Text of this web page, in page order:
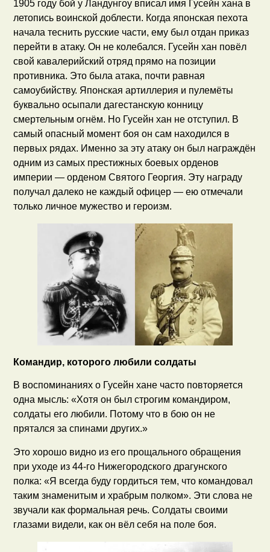
1905 году бой у Ландунгоу вписал имя Гусейн хана в
летопись воинской доблести. Когда японская пехота
начала теснить русские части, ему был отдан приказ
перейти в атаку. Он не колебался. Гусейн хан повёл
свой кавалерийский отряд прямо на позиции
противника. Это была атака, почти равная
самоубийству. Японская артиллерия и пулемёты
буквально осыпали дагестанскую конницу
смертельным огнём. Но Гусейн хан не отступил. В
самый опасный момент боя он сам находился в
первых рядах. Именно за эту атаку он был награждён
одним из самых престижных боевых орденов
империи — орденом Святого Георгия. Эту награду
получал далеко не каждый офицер — ею отмечали
только личное мужество и героизм.
Командир, которого любили солдаты
В воспоминаниях о Гусейн хане часто повторяется
одна мысль: «Хотя он был строгим командиром,
солдаты его любили. Потому что в бою он не
прятался за спинами других.»
Это хорошо видно из его прощального обращения
при уходе из 44-го Нижегородского драгунского
полка: «Я всегда буду гордиться тем, что командовал
таким знаменитым и храбрым полком». Эти слова не
звучали как формальная речь. Солдаты своими
глазами видели, как он вёл себя на поле боя.